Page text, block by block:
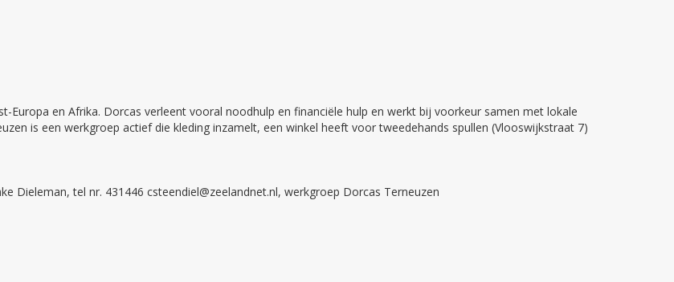
Europa en Afrika. Dorcas verleent vooral noodhulp en financiële hulp en werkt bij voorkeur samen met lokale
is een werkgroep actief die kleding inzamelt, een winkel heeft voor tweedehands spullen (Vlooswijkstraat 7)
Dieleman, tel nr. 431446 csteendiel@zeelandnet.nl, werkgroep Dorcas Terneuzen